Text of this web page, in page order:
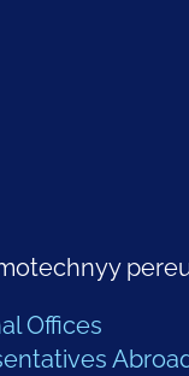
Offices